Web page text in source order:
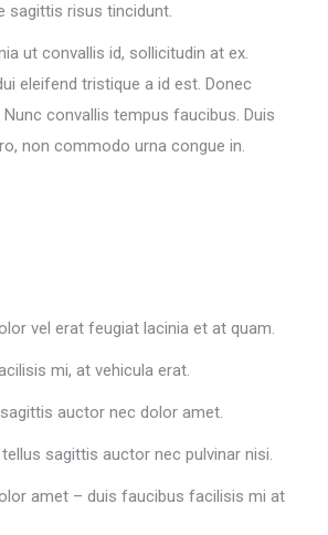
sagittis risus tincidunt.
ut convallis id, sollicitudin at ex.
eleifend tristique a id est. Donec
convallis tempus faucibus. Duis
non commodo urna congue in.
vel erat feugiat lacinia et at quam.
mi, at vehicula erat.
auctor nec dolor amet.
sagittis auctor nec pulvinar nisi.
amet – duis faucibus facilisis mi at